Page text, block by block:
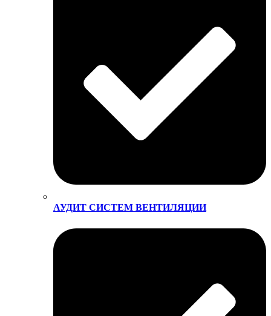
АУДИТ СИСТЕМ ВЕНТИЛЯЦИИ